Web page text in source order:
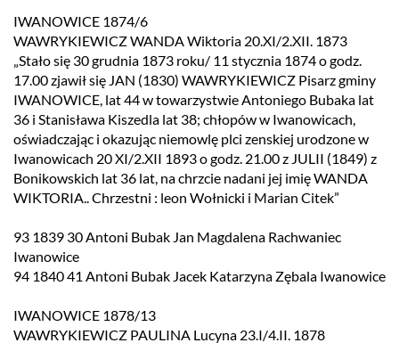
IWANOWICE 1874/6
WAWRYKIEWICZ WANDA Wiktoria 20.XI/2.XII. 1873
„Stało się 30 grudnia 1873 roku/ 11 stycznia 1874 o godz.
17.00 zjawił się JAN (1830) WAWRYKIEWICZ Pisarz gminy
IWANOWICE, lat 44 w towarzystwie Antoniego Bubaka lat
36 i Stanisława Kiszedla lat 38; chłopów w Iwanowicach,
oświadczając i okazując niemowlę plci zenskiej urodzone w
Iwanowicach 20 XI/2.XII 1893 o godz. 21.00 z JULII (1849) z
Bonikowskich lat 36 lat, na chrzcie nadani jej imię WANDA
WIKTORIA.. Chrzestni : leon Wołnicki i Marian Citek”
93 1839 30 Antoni Bubak Jan Magdalena Rachwaniec
Iwanowice
94 1840 41 Antoni Bubak Jacek Katarzyna Zębala Iwanowice
IWANOWICE 1878/13
WAWRYKIEWICZ PAULINA Lucyna 23.I/4.II. 1878